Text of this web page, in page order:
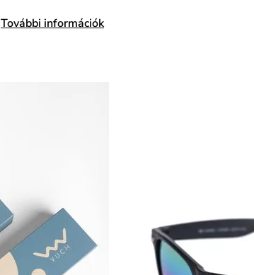
További információk